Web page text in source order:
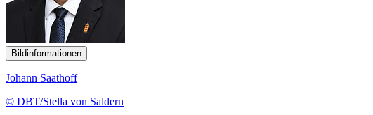
Bildinformationen
Johann Saathoff
© DBT/Stella von Saldern